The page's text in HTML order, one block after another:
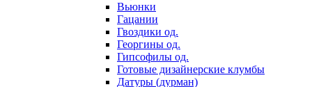
Вьюнки
Гацании
Гвоздики од.
Георгины од.
Гипсофилы од.
Готовые дизайнерские клумбы
Датуры (дурман)